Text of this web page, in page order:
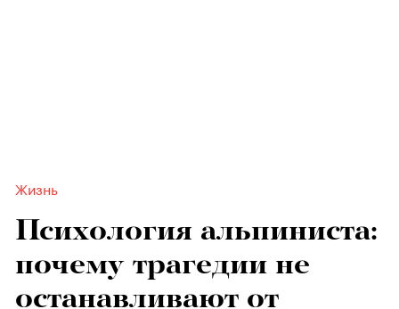
Жизнь
Психология альпиниста:
почему трагедии не
останавливают от